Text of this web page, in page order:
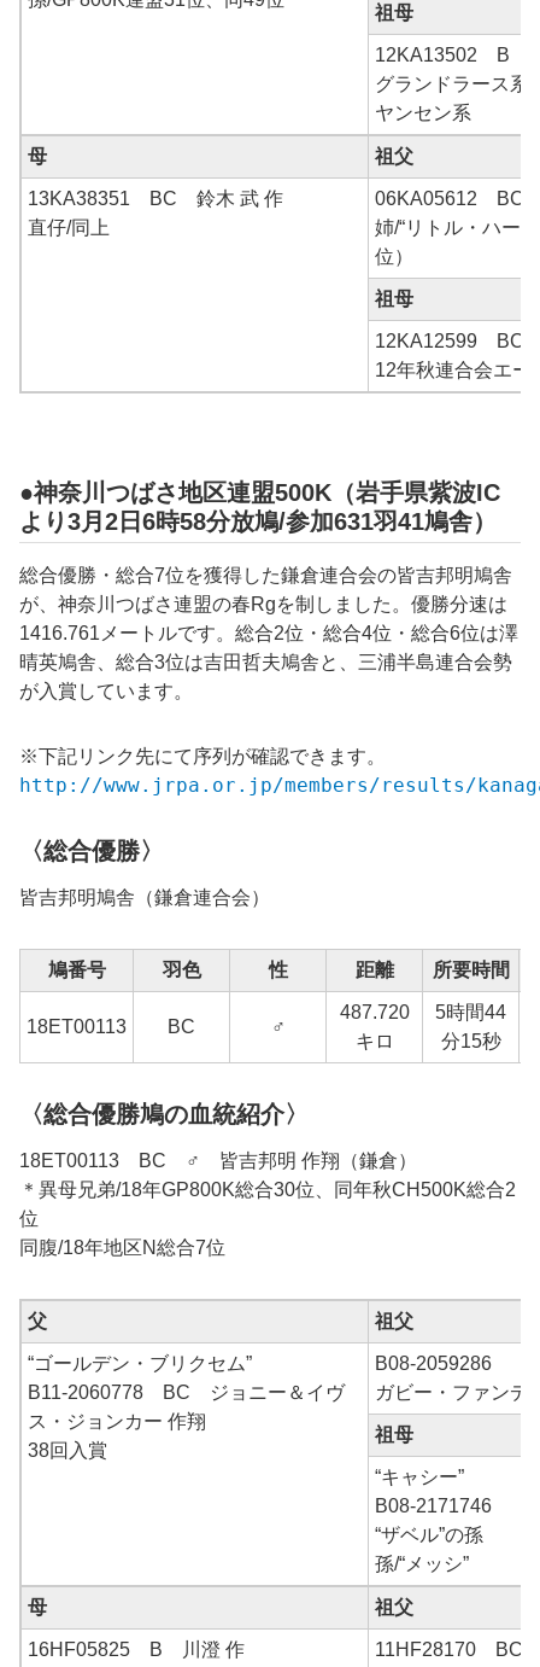
祖母
12KA13502 B
グランドラース系
ヤンセン系
母 祖父
13KA38351 BC 鈴木 武 作
直仔/同上
06KA05612 BC
姉/“リトル・ハー
位）
祖母
12KA12599 BC
12年秋連合会エー
●神奈川つばさ地区連盟500K（岩手県紫波IC
より3月2日6時58分放鳩/参加631羽41鳩舎）
総合優勝・総合7位を獲得した鎌倉連合会の皆吉邦明鳩舎
が、神奈川つばさ連盟の春Rgを制しました。優勝分速は
1416.761メートルです。総合2位・総合4位・総合6位は澤
晴英鳩舎、総合3位は吉田哲夫鳩舎と、三浦半島連合会勢
が入賞しています。
※下記リンク先にて序列が確認できます。
http://www.jrpa.or.jp/members/results/
〈総合優勝〉
皆吉邦明鳩舎（鎌倉連合会）
鳩番号 羽色 性 距離 所要時間
18ET00113 BC ♂
487.720
キロ
5時間44
分15秒
〈総合優勝鳩の血統紹介〉
18ET00113 BC ♂ 皆吉邦明 作翔（鎌倉）
＊異母兄弟/18年GP800K総合30位、同年秋CH500K総合2
位
同腹/18年地区N総合7位
父 祖父
“ゴールデン・ブリクセム”
B11-2060778 BC ジョニー＆イヴ
ス・ジョンカー 作翔
38回入賞
B08-2059286
ガビー・ファンデ
祖母
“キャシー”
B08-2171746
“ザベル”の孫
孫/“メッシ”
母 祖父
16HF05825 B 川澄 作
11HF28170 BC